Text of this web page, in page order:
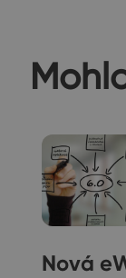
Nová